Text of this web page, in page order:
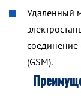
Удаленный
соединение
(GSM).